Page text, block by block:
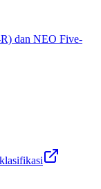
dan NEO Five-